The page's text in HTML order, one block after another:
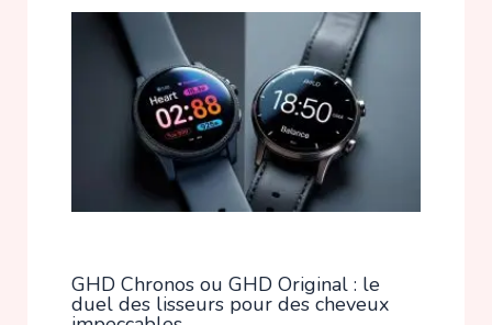
GHD Chronos ou GHD Original : le
duel des lisseurs pour des cheveux